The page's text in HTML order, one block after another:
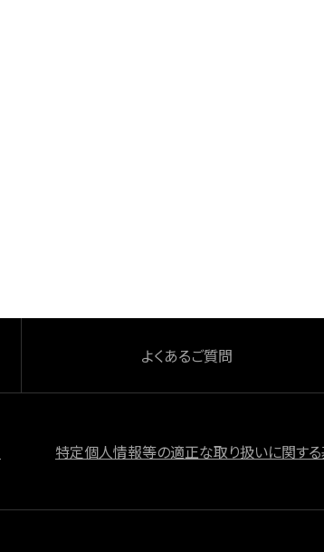
よくあるご質問
特定個人情報等の適正な取り扱いに関す